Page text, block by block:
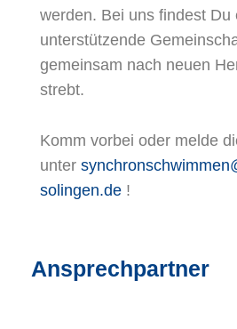
werden. Bei uns findest Du
unterstützende
gemeinsam nach neuen
strebt.
Komm vorbei oder melde
unter
solingen.de !
Ansprechpartner